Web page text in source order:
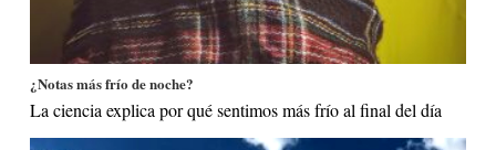
¿Notas más frío de noche?
La ciencia explica por qué sentimos más frío al final del día